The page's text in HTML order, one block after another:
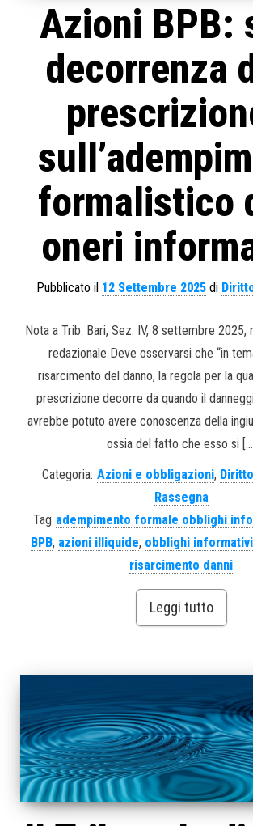
Azioni BPB:
decorrenza
formalistico
oneri
Pubblicato il 12 Settembre 2025 di
Nota a Trib. Bari, Sez. IV, 8 settembre 2025,
redazionale Deve osservarsi che “in
risarcimento del danno, la regola per la
prescrizione decorre da quando il
avrebbe potuto avere conoscenza della
ossia del fatto che esso si […]
Categoria: Azioni e obbligazioni,
Rassegna
Tag adempimento formale obblighi
BPB, azioni illiquide, obblighi informativi
risarcimento danni
Leggi tutto